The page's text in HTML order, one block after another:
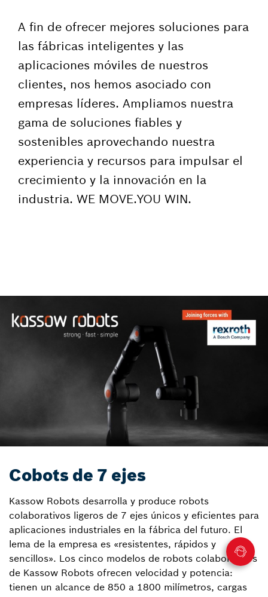
A fin de ofrecer mejores soluciones para
las fábricas inteligentes y las
aplicaciones móviles de nuestros
clientes, nos hemos asociado con
empresas líderes. Ampliamos nuestra
gama de soluciones fiables y
sostenibles aprovechando nuestra
experiencia y recursos para impulsar el
crecimiento y la innovación en la
industria. WE MOVE.YOU WIN.
Cobots de 7 ejes
Kassow Robots desarrolla y produce robots
colaborativos ligeros de 7 ejes únicos y eficientes para
aplicaciones industriales en la fábrica del futuro. El
lema de la empresa es «resistentes, rápidos y
sencillos». Los cinco modelos de robots colaborativos
de Kassow Robots ofrecen velocidad y potencia:
tienen un alcance de 850 a 1800 milímetros, cargas